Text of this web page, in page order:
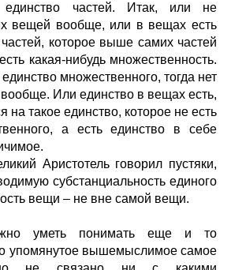
единство частей. Итак, или не
вещей вообще, или в вещах есть
которое выше самих частей
какая-нибудь множественность.
множественного, тогда нет
вообще. Или единство в вещах есть,
на такое единство, которое не есть
а есть единство в себе
Аристотель говорил пустяки,
субстанциальность единого
вещи – не вне самой вещи.
уметь понимать еще и то
упомянутое вышемыслимое сaмое